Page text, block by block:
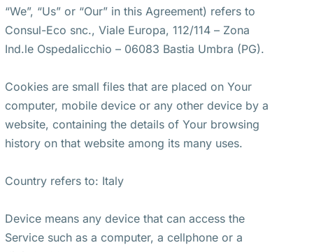
“We”, “Us” or “Our” in this Agreement) refers to
Consul-Eco snc., Viale Europa, 112/114 – Zona
Ind.le Ospedalicchio – 06083 Bastia Umbra (PG).
Cookies are small files that are placed on Your
computer, mobile device or any other device by a
website, containing the details of Your browsing
history on that website among its many uses.
Country refers to: Italy
Device means any device that can access the
Service such as a computer, a cellphone or a